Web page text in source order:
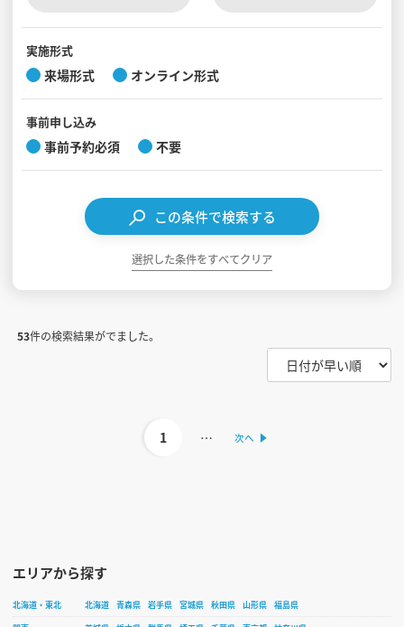
実施形式
来場形式 オンライン形式
事前申し込み
事前予約必須 不要
この条件で検索する
選択した条件をすべてクリア
53件の検索結果がでました。
1 …
エリアから探す
北海道・東北 北海道 青森県 岩手県 宮城県 秋田県 山形県
福島県